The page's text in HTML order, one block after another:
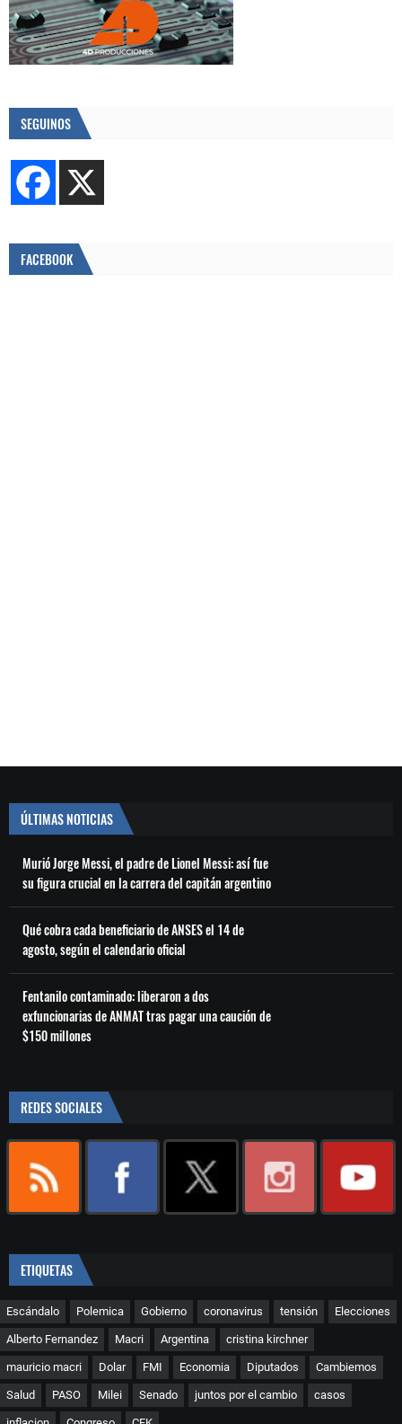
SEGUINOS
FACEBOOK
ÚLTIMAS NOTICIAS
Murió Jorge Messi, el padre de Lionel Messi: así fue
su figura crucial en la carrera del capitán argentino
Qué cobra cada beneficiario de ANSES el 14 de
agosto, según el calendario oficial
Fentanilo contaminado: liberaron a dos
exfuncionarias de ANMAT tras pagar una caución de
$150 millones
REDES SOCIALES
ETIQUETAS
Escándalo Polemica Gobierno coronavirus tensión Elecciones
Alberto Fernandez Macri Argentina cristina kirchner
mauricio macri Dolar FMI Economia Diputados Cambiemos
Salud PASO Milei Senado juntos por el cambio casos